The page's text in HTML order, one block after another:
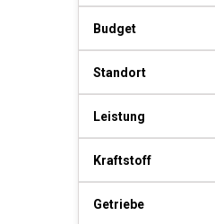
Budget
Standort
Leistung
Kraftstoff
Getriebe